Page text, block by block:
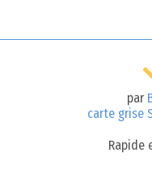
par
carte grise
Rapide